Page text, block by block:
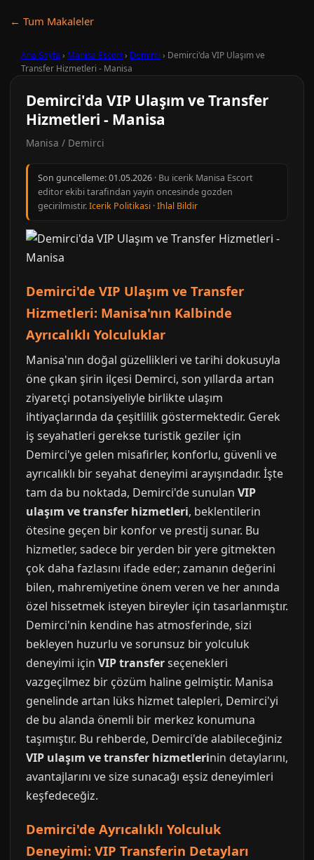
← Tum Makaleler
Ana Sayfa › Manisa Escort› Demirci › Demirci'da VIP Ulaşım ve
Transfer Hizmetleri - Manisa
Demirci'da VIP Ulaşım ve Transfer
Hizmetleri - Manisa
Manisa / Demirci
Son guncelleme:01.05.2026 · Bu icerik Manisa Escort
editor ekibi tarafindan yayin oncesinde gozden
gecirilmistir.Icerik Politikasi ·Ihlal Bildir
Demirci'de VIP Ulaşım ve Transfer
Hizmetleri: Manisa'nın Kalbinde
Ayrıcalıklı Yolculuklar
Manisa'nın doğal güzellikleri ve tarihi dokusuyla
öne çıkan şirin ilçesi Demirci, son yıllarda artan
ziyaretçi potansiyeliyle birlikte ulaşım
ihtiyaçlarında da çeşitlilik göstermektedir. Gerek
iş seyahatleri gerekse turistik geziler için
Demirci'ye gelen misafirler, konforlu, güvenli ve
ayrıcalıklı bir seyahat deneyimi arayışındadır. İşte
tam da bu noktada, Demirci'de sunulan VIP
ulaşım ve transfer hizmetleri, beklentilerin
ötesine geçen bir konfor ve prestij sunar. Bu
hizmetler, sadece bir yerden bir yere gitmekten
çok daha fazlasını ifade eder; zamanın değerini
bilen, mahremiyetine önem veren ve her anında
özel hissetmek isteyen bireyler için tasarlanmıştır.
Demirci'nin kendine has atmosferinde, sizi
bekleyen huzurlu ve sorunsuz bir yolculuk
deneyimi için VIP transferseçenekleri
vazgeçilmez bir çözüm haline gelmiştir. Manisa
genelinde artan lüks hizmet talepleri, Demirci'yi
de bu alanda önemli bir merkez konumuna
taşımıştır. Bu rehberde, Demirci'de alabileceğiniz
VIP ulaşım ve transfer hizmetlerinin detaylarını,
avantajlarını ve size sunacağı eşsiz deneyimleri
keşfedeceğiz.
Demirci'de Ayrıcalıklı Yolculuk
Deneyimi: VIP Transferin Detayları